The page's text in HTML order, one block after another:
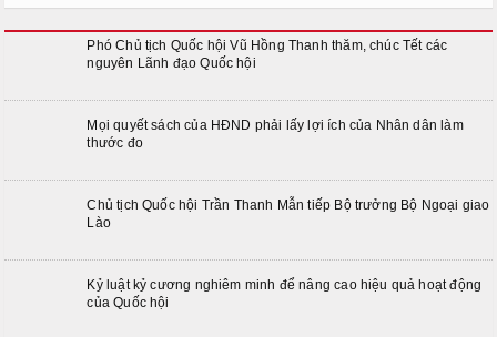
Phó Chủ tịch Quốc hội Vũ Hồng Thanh thăm, chúc Tết các
nguyên Lãnh đạo Quốc hội
Mọi quyết sách của HĐND phải lấy lợi ích của Nhân dân làm
thước đo
Chủ tịch Quốc hội Trần Thanh Mẫn tiếp Bộ trưởng Bộ Ngoại giao
Lào
Kỷ luật kỷ cương nghiêm minh để nâng cao hiệu quả hoạt động
của Quốc hội